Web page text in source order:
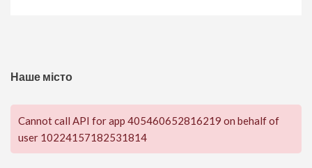
Наше місто
Cannot call API for app 405460652816219 on behalf of
user 10224157182531814